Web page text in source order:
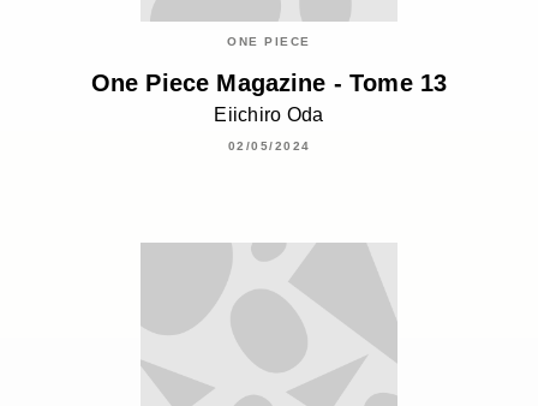
ONE PIECE
One Piece Magazine - Tome 13
Eiichiro Oda
02/05/2024